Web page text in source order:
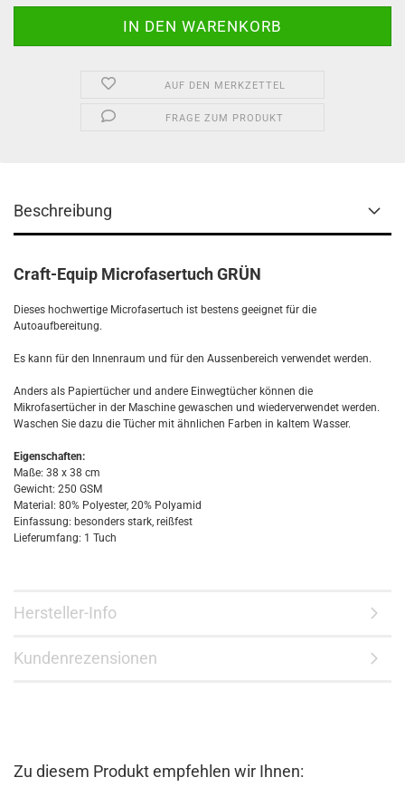
AUF DEN MERKZETTEL
FRAGE ZUM PRODUKT
Beschreibung
Craft-Equip Microfasertuch GRÜN
Dieses hochwertige Microfasertuch ist bestens geeignet für die
Autoaufbereitung.
Es kann für den Innenraum und für den Aussenbereich verwendet werden.
Anders als Papiertücher und andere Einwegtücher können die
Mikrofasertücher in der Maschine gewaschen und wiederverwendet werden.
Waschen Sie dazu die Tücher mit ähnlichen Farben in kaltem Wasser.
Eigenschaften:
Maße: 38 x 38 cm
Gewicht: 250 GSM
Material: 80% Polyester, 20% Polyamid
Einfassung: besonders stark, reißfest
Lieferumfang: 1 Tuch
Hersteller-Info
Kundenrezensionen
Zu diesem Produkt empfehlen wir Ihnen: